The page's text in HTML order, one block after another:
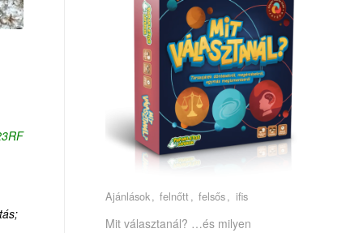
Ajánlások felnőtt felsős ifis
Mit választanál? …és milyen